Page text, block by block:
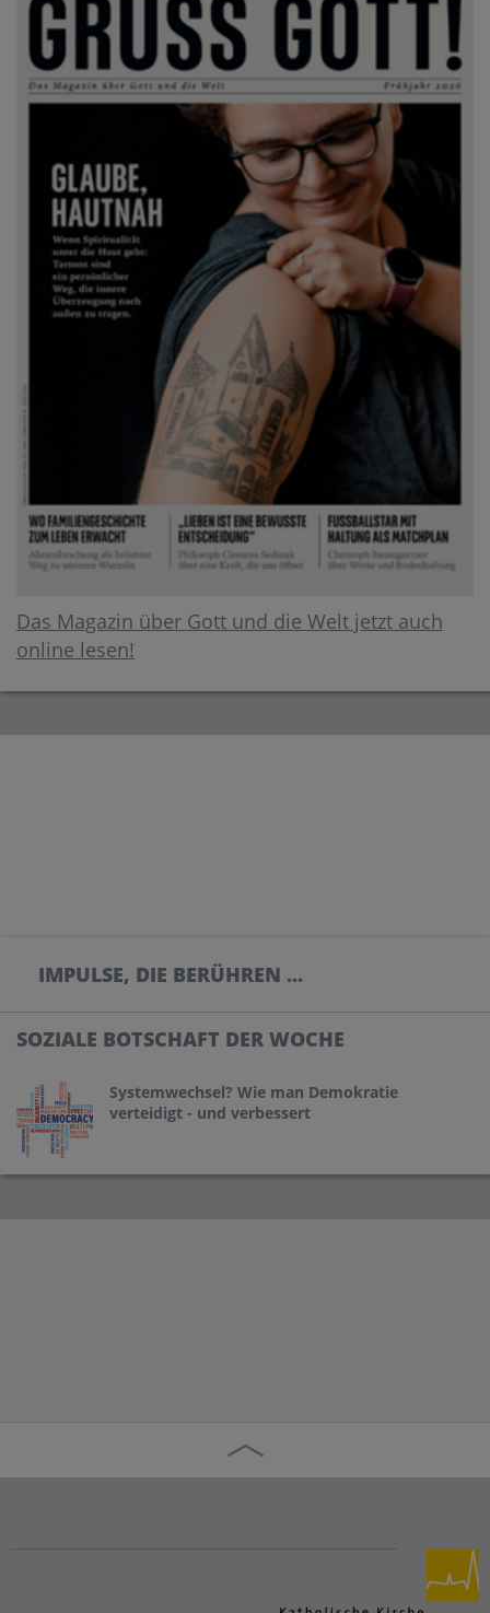
Das Magazin über Gott und die Welt jetzt auch
online lesen!
IMPULSE, DIE BERÜHREN ...
SOZIALE BOTSCHAFT DER WOCHE
Systemwechsel? Wie man Demokratie
verteidigt - und verbessert